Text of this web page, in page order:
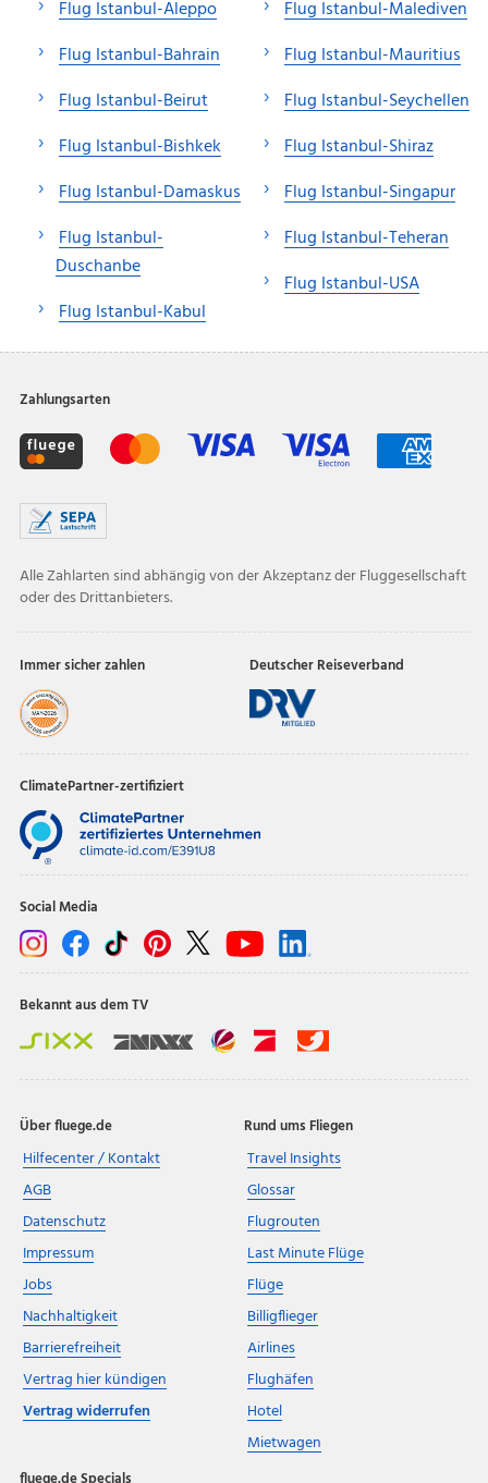
Flug Istanbul-Aleppo
Flug Istanbul-Bahrain
Flug Istanbul-Beirut
Flug Istanbul-Bishkek
Flug Istanbul-Damaskus
Flug Istanbul-
Duschanbe
Flug Istanbul-Kabul
Flug Istanbul-Malediven
Flug Istanbul-Mauritius
Flug Istanbul-Seychellen
Flug Istanbul-Shiraz
Flug Istanbul-Singapur
Flug Istanbul-Teheran
Flug Istanbul-USA